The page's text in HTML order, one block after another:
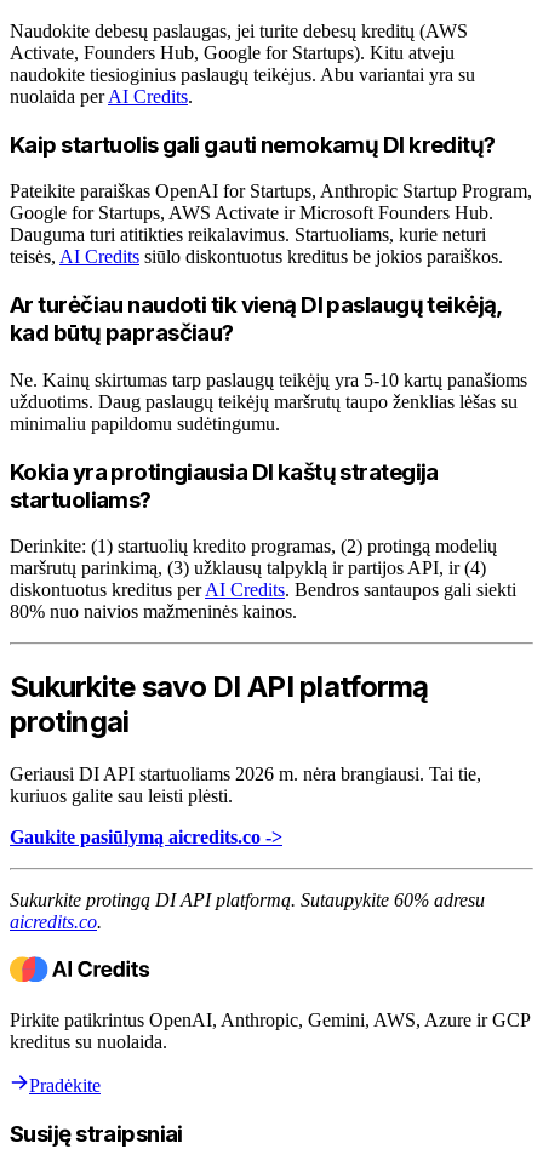
Naudokite debesų paslaugas, jei turite debesų kreditų (AWS
Activate, Founders Hub, Google for Startups). Kitu atveju
naudokite tiesioginius paslaugų teikėjus. Abu variantai yra su
nuolaida perAI Credits.
Kaip startuolis gali gauti nemokamų DI kreditų?
Pateikite paraiškas OpenAI for Startups, Anthropic Startup Program,
Google for Startups, AWS Activate ir Microsoft Founders Hub.
Dauguma turi atitikties reikalavimus. Startuoliams, kurie neturi
teisės, AI Credits siūlo diskontuotus kreditus be jokios paraiškos.
Ar turėčiau naudoti tik vieną DI paslaugų teikėją,
kad būtų paprasčiau?
Ne. Kainų skirtumas tarp paslaugų teikėjų yra 5-10 kartų panašioms
užduotims. Daug paslaugų teikėjų maršrutų taupo ženklias lėšas su
minimaliu papildomu sudėtingumu.
Kokia yra protingiausia DI kaštų strategija
startuoliams?
Derinkite: (1) startuolių kredito programas, (2) protingą modelių
maršrutų parinkimą, (3) užklausų talpyklą ir partijos API, ir (4)
diskontuotus kreditus perAI Credits. Bendros santaupos gali siekti
80% nuo naivios mažmeninės kainos.
Sukurkite savo DI API platformą
protingai
Geriausi DI API startuoliams 2026 m. nėra brangiausi. Tai tie,
kuriuos galite sau leisti plėsti.
Gaukite pasiūlymą aicredits.co ->
Sukurkite protingą DI API platformą. Sutaupykite 60% adresu
aicredits.co.
Pirkite patikrintus OpenAI, Anthropic, Gemini, AWS, Azure ir GCP
kreditus su nuolaida.
Pradėkite
Susiję straipsniai